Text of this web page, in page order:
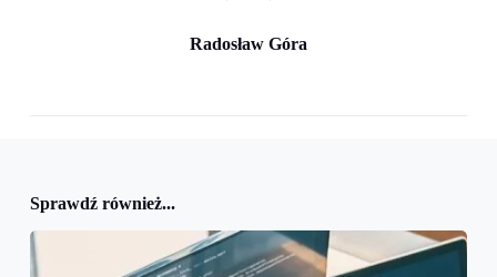
Radosław Góra
Sprawdź również...